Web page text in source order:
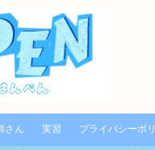
さん 実習 プライバシーポ